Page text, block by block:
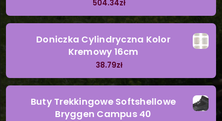
504.34zł
Doniczka Cylindryczna Kolor
Kremowy 16cm
38.79zł
Buty Trekkingowe Softshellowe
Bryggen Campus 40